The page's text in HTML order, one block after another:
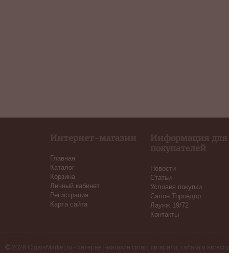
Интернет-магазин
Главная
Каталог
Корзина
Личный кабинет
Регистрация
Карта сайта
Информация для
покупателей
Новости
Статьи
Условия покупки
Салон Торседор
Лаунж 19/72
Контакты
2026 CigarsMarket.ru - интернет-магазин сигар, сигарилл, табака и